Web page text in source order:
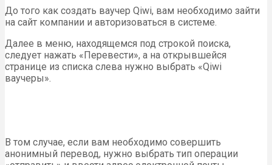
До того как создать ваучер Qiwi, вам необходимо зайти
на сайт компании и авторизоваться в системе.
Далее в меню, находящемся под строкой поиска,
следует нажать «Перевести», а на открывшейся
странице из списка слева нужно выбрать «Qiwi
ваучеры».
В том случае, если вам необходимо совершить
анонимный перевод, нужно выбрать тип операции